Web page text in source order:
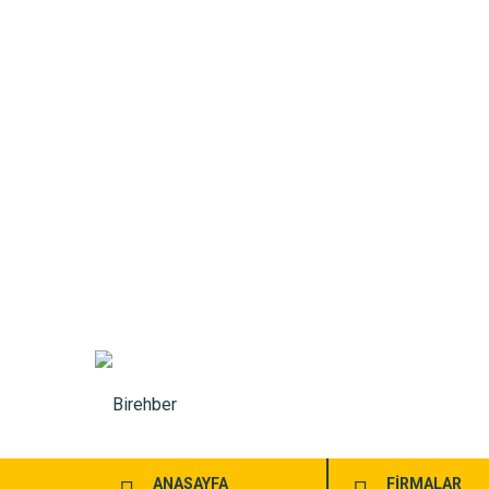
ANASAYFA FİRMALAR